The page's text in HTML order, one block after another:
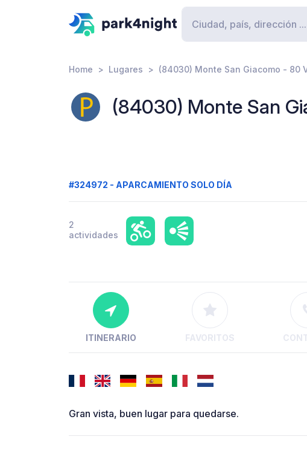
Home Lugares (84030) Monte San Giacomo - 80
(84030) Monte San
#324972 - APARCAMIENTO SOLO DÍA
2
actividades
ITINERARIO FAVORITOS
Gran vista, buen lugar para quedarse.